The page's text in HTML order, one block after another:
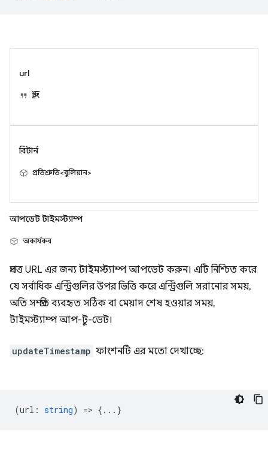
url
স্ট্রিং
রিটার্ন
প্রতিশ্রুতি<বুলিয়ান>
আপডেট টাইমস্ট্যাম্প
অকার্যকর
প্রদত্ত URL এর জন্য টাইমস্ট্যাম্প আপডেট করুন। এটি নিশ্চিত করে
যে সর্বাধিক এন্ট্রিগুলির উপর ভিত্তি করে এন্ট্রিগুলি সরানোর সময়,
অতি সম্প্রতি ব্যবহৃত সঠিক বা মেয়াদ শেষ হওয়ার সময়,
টাইমস্ট্যাম্প আপ-টু-ডেট।
updateTimestamp ফাংশনটি এর মতো দেখাচ্ছে:
(url : string) => {...}